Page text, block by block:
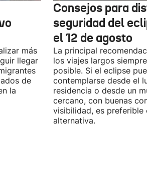
más
llegar
de
la
Consejos para
seguridad del
el 12 de agosto
La principal
los viajes largos
posible. Si el eclipse
contemplarse desde el
residencia o desde un
cercano, con buenas
visibilidad, es preferible
alternativa.